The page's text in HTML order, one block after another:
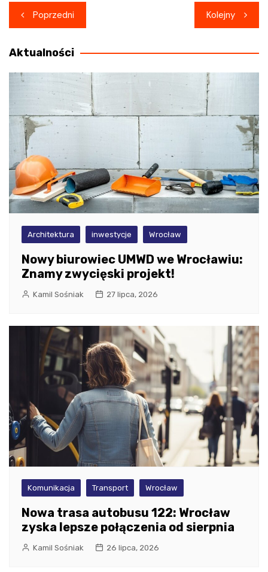
Nawigacja
wpisu
Poprzedni Kolejny
Aktualności
Architektura inwestycje Wrocław
Nowy biurowiec UMWD we Wrocławiu:
Znamy zwycięski projekt!
Kamil Sośniak 27 lipca, 2026
Komunikacja Transport Wrocław
Nowa trasa autobusu 122: Wrocław
zyska lepsze połączenia od sierpnia
Kamil Sośniak 26 lipca, 2026